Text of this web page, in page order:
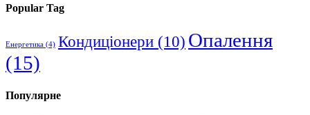
Popular Tag
Енергетика (4) Кондиціонери (10) Опалення
(15)
Популярне